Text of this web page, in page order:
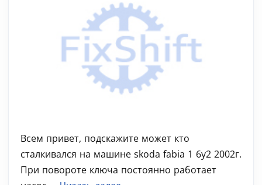
Всем привет, подскажите может кто
сталкивался на машине skoda fabia 1 6y2 2002г.
При повороте ключа постоянно работает